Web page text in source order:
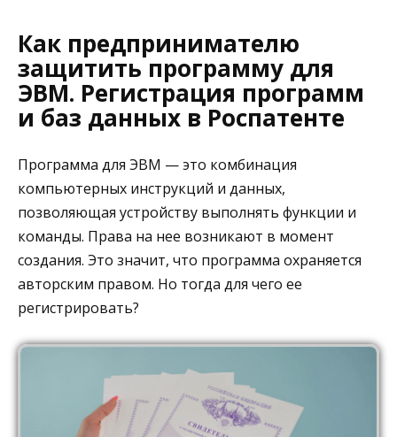
Как предпринимателю
защитить программу для
ЭВМ. Регистрация программ
и баз данных в Роспатенте
Программа для ЭВМ — это комбинация
компьютерных инструкций и данных,
позволяющая устройству выполнять функции и
команды. Права на нее возникают в момент
создания. Это значит, что программа охраняется
авторским правом. Но тогда для чего ее
регистрировать?